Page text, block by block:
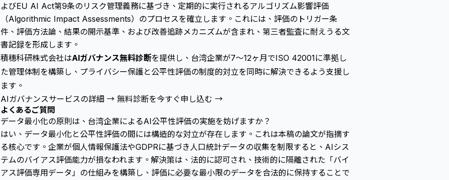
よびEU AI Act第9条のリスク管理義務に基づき、定期的に実行されるアルゴリズム影響評価
（Algorithmic Impact Assessments）のプロセスを確立します。これには、評価のトリガー条
件、評価方法論、結果の開示基準、および改善追跡メカニズムが含まれ、第三者監査に耐えうる文
書記録を形成します。
積穗科研株式会社はAIガバナンス無料診断を提供し、台湾企業が7～12ヶ月でISO 42001に準拠し
た管理体制を構築し、プライバシー保護と公平性評価の制度的対立を同時に解決できるよう支援し
ます。
AIガバナンスサービスの詳細 → 無料診断を今すぐ申し込む →
よくあるご質問
データ最小化の原則は、台湾企業によるAI公平性評価の実施を妨げますか？
はい、データ最小化と公平性評価の間には構造的な対立が存在します。これは本稿の論文が指摘す
る核心です。企業が個人情報保護法やGDPRに基づき人口統計データの収集を制限すると、AIシス
テムのバイアス評価能力が損なわれます。解決策は、法的に認可され、技術的に隔離された「バイ
アス評価専用データ」の仕組みを構築し、評価に必要な最小限のデータを合法的に保持することで